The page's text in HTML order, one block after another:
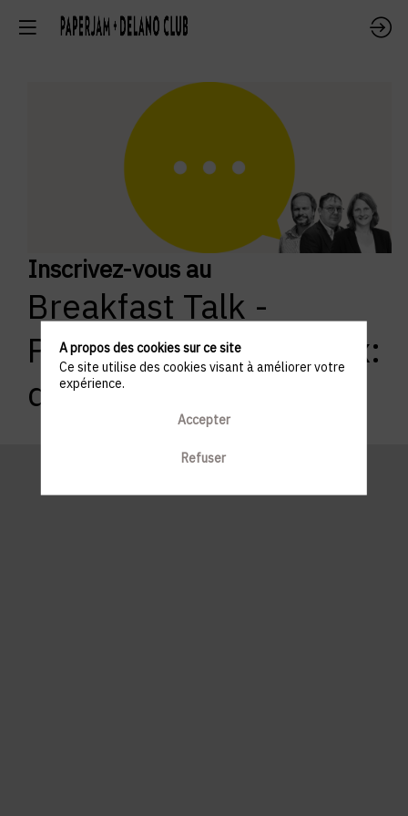
Inscrivez-vous au
Breakfast Talk -
Pénurie des matériaux:
quelles alternatives ?
A propos des cookies sur ce site
Ce site utilise des cookies visant à améliorer votre
expérience.
Accepter
Refuser